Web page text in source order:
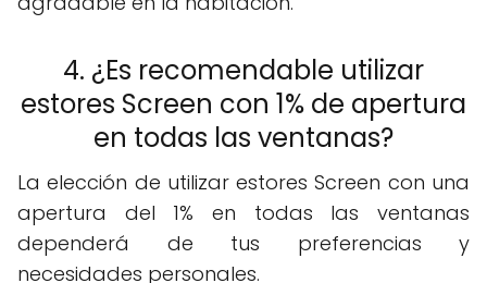
4. ¿Es recomendable utilizar
estores Screen con 1% de apertura
en todas las ventanas?
La elección de utilizar estores Screen con una
apertura del 1% en todas las ventanas
dependerá de tus preferencias y
necesidades personales.